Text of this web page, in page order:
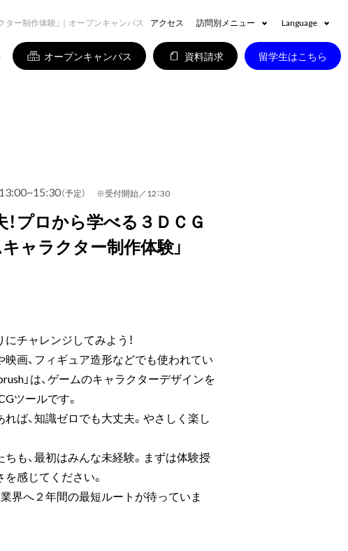
アクセス 訪問別メニュー Language
オープンキャンパス 資料請求 留学生はこちら
ター制作体験」｜オープンキャンパス
13:00~15:30（予定） ※受付開始／12：30
プロから学べる３ＤＣＧ
ャラクター制作体験」
チャレンジしてみよう！
画、フィギュア造形などでも使われてい
」は、ゲームのキャラクターデザインを
ツールです。
ば、知識ゼロでも大丈夫。やさしく楽し
も、最初はみんな未経験。まずは体験授
感じてください。
界へ２年間の最短ルートが待っていま